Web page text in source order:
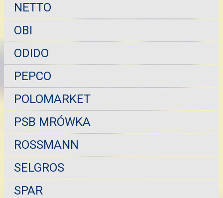
NETTO
OBI
ODIDO
PEPCO
POLOMARKET
PSB MRÓWKA
ROSSMANN
SELGROS
SPAR